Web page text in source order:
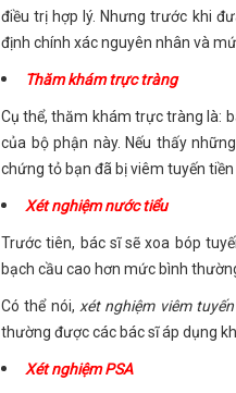
điều trị hợp lý. Nhưng trước khi
định chính xác nguyên nhân và
Thăm khám trực tràng
Cụ thể, thăm khám trực tràng là:
của bộ phận này. Nếu thấy
chứng tỏ bạn đã bị viêm tuyến tiền
Xét nghiệm nước tiểu
Trước tiên, bác sĩ sẽ xoa bóp
bạch cầu cao hơn mức bình
Có thể nói, xét nghiệm viêm
thường được các bác sĩ áp dụng
Xét nghiệm PSA